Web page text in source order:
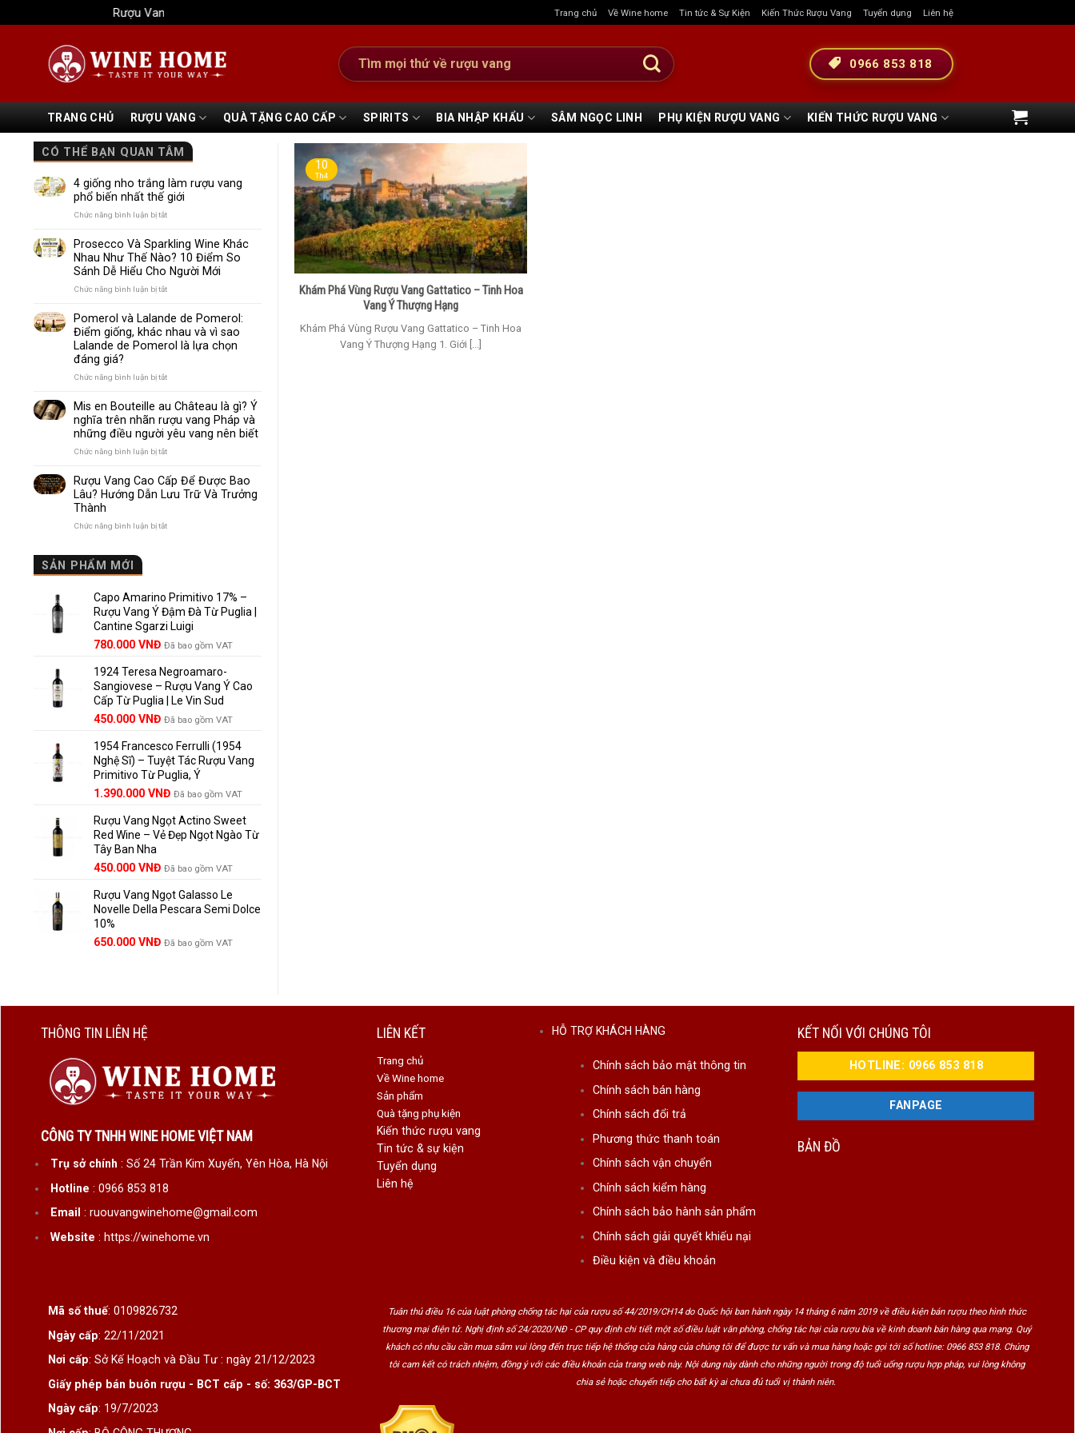
qua
Rượu Vang Wine Home Trang chủ Về Wine home Tin tức & Sự Kiện Kiến Thức Rượu Vang Tuyển dụng Liên hệ
Tìm
kiếm:
0966 853 818
TRANG CHỦ RƯỢU VANG QUÀ TẶNG CAO CẤP SPIRITS BIA NHẬP KHẨU SÂM NGỌC LINH PHỤ KIỆN RƯỢU VANG KIẾN THỨC RƯỢU VANG
CÓ THỂ BẠN QUAN TÂM
4 giống nho trắng làm rượu vang
phổ biến nhất thế giới
Chức năng bình luận bị tắtở
giống
nho
trắng
làm
biến
nhất
thế
Prosecco Và Sparkling Wine Khác
Nhau Như Thế Nào? 10 Điểm So
Sánh Dễ Hiểu Cho Người Mới
Chức năng bình luận bị tắtở
Và
Sparkling
Wine
Khác
10
Điểm
So
Dễ
Cho
Người
Pomerol và Lalande de Pomerol:
Điểm giống, khác nhau và vì sao
Lalande de Pomerol là lựa chọn
đáng giá?
Chức năng bình luận bị tắtở
Lalande
de
Pomerol:
nhau
và
chọn
đáng
giá?
Mis en Bouteille au Château là gì? Ý
nghĩa trên nhãn rượu vang Pháp và
những điều người yêu vang nên biết
Chức năng bình luận bị tắtở
en
Bouteille
au
rượu
vang
Pháp
và
những
yêu
vang
nên
Rượu Vang Cao Cấp Để Được Bao
Lâu? Hướng Dẫn Lưu Trữ Và Trưởng
Thành
Chức năng bình luận bị tắtở
Được
Bao
Lâu?
Hướng
Dẫn
Trữ
Và
Trưởng
Thành
SẢN PHẨM MỚI
Capo Amarino Primitivo 17% –
Rượu Vang Ý Đậm Đà Từ Puglia |
Cantine Sgarzi Luigi
Giá
là:
858.000 VNĐ.
780.000 VNĐGiá
tại
là:
780.000 VNĐ.
Đã bao gồm VAT
1924 Teresa Negroamaro-
Sangiovese – Rượu Vang Ý Cao
Cấp Từ Puglia | Le Vin Sud
Giá
là:
495.000 VNĐ.
450.000 VNĐGiá
tại
là:
450.000 VNĐ.
Đã bao gồm VAT
1954 Francesco Ferrulli (1954
Nghệ Sĩ) – Tuyệt Tác Rượu Vang
Primitivo Từ Puglia, Ý
Giá
là:
1.529.000 VNĐ.
1.390.000 VNĐGiá
tại
là:
Đã bao gồm VAT
Rượu Vang Ngọt Actino Sweet
Red Wine – Vẻ Đẹp Ngọt Ngào Từ
Tây Ban Nha
450.000 VNĐ Đã bao gồm VAT
Rượu Vang Ngọt Galasso Le
Novelle Della Pescara Semi Dolce
10%
650.000 VNĐ Đã bao gồm VAT
Khám Phá Vùng Rượu Vang Gattatico – Tinh Hoa
Vang Ý Thượng Hạng
Khám Phá Vùng Rượu Vang Gattatico – Tinh Hoa
Vang Ý Thượng Hạng 1. Giới [...]
10
Th4
THÔNG TIN LIÊN HỆ
CÔNG TY TNHH WINE HOME VIỆT NAM
Trụ sở chính : Số 24 Trần Kim Xuyến, Yên Hòa, Hà Nội
Hotline : 0966 853 818
Email : ruouvangwinehome@gmail.com
Website : https://winehome.vn
LIÊN KẾT
Trang chủ
Về Wine home
Sản phẩm
Quà tặng phụ kiện
Kiến thức rượu vang
Tin tức & sự kiện
Tuyển dụng
Liên hệ
HỖ TRỢ KHÁCH HÀNG
Chính sách bảo mật thông tin
Chính sách bán hàng
Chính sách đổi trả
Phương thức thanh toán
Chính sách vận chuyển
Chính sách kiểm hàng
Chính sách bảo hành sản phẩm
Chính sách giải quyết khiếu nại
Điều kiện và điều khoản
KẾT NỐI VỚI CHÚNG TÔI
HOTLINE: 0966 853 818
FANPAGE
BẢN ĐỒ
Mã số thuế: 0109826732
Ngày cấp: 22/11/2021
Nơi cấp: Sở Kế Hoạch và Đầu Tư : ngày 21/12/2023
Giấy phép bán buôn rượu - BCT cấp - số: 363/GP-BCT
Ngày cấp: 19/7/2023
Tuân thủ điều 16 của luật phòng chống tác hại của rượu số 44/2019/CH14 do Quốc hội ban hành ngày 14 tháng 6 năm 2019 về điều kiện bán rượu theo hình thức
thương mại điện tử. Nghị định số 24/2020/NĐ - CP quy định chi tiết một số điều luật văn phòng, chống tác hại của rượu bia về kinh doanh bán hàng qua mạng. Quý
khách có nhu cầu cần mua sắm vui lòng đến trực tiếp hệ thống cửa hàng của chúng tôi để được tư vấn và mua hàng hoặc gọi tới số hotline: 0966 853 818. Chúng
tôi cam kết có trách nhiệm, đồng ý với các điều khoản của trang web này. Nội dung này dành cho những người trong độ tuổi uống rượu hợp pháp, vui lòng không
chia sẻ hoặc chuyển tiếp cho bất kỳ ai chưa đủ tuổi vị thành niên.